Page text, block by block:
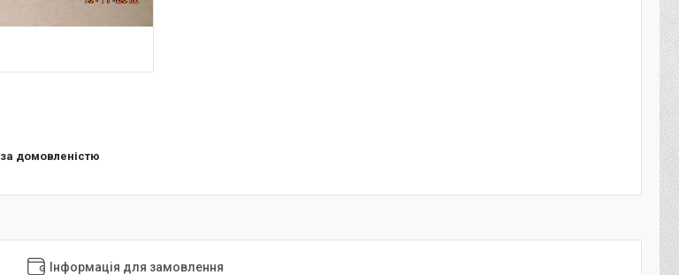
за домовленістю
Інформація для замовлення